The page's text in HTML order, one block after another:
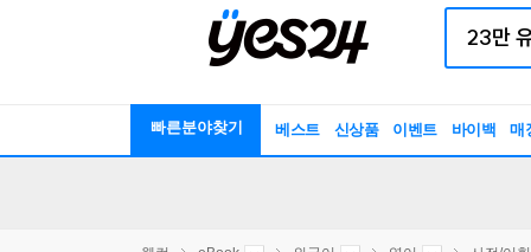
빠른분야찾기 베스트 신상품 이벤트 바이백 매